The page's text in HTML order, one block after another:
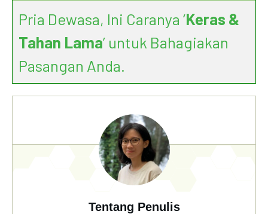
Pria Dewasa, Ini Caranya ‘Keras &
Tahan Lama’ untuk Bahagiakan
Pasangan Anda.
Tentang Penulis